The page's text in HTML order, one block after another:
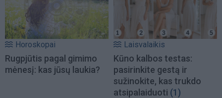
Horoskopai
Rugpjūtis pagal gimimo
mėnesį: kas jūsų laukia?
Laisvalaikis
Kūno kalbos testas:
pasirinkite gestą ir
sužinokite, kas trukdo
atsipalaiduoti (1)